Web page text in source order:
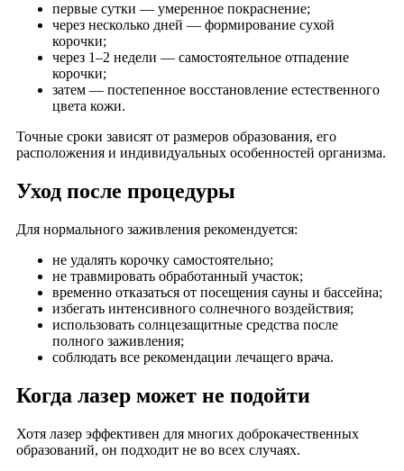
первые сутки — умеренное покраснение;
через несколько дней — формирование сухой
корочки;
через 1–2 недели — самостоятельное отпадение
корочки;
затем — постепенное восстановление естественного
цвета кожи.
Точные сроки зависят от размеров образования, его
расположения и индивидуальных особенностей организма.
Уход после процедуры
Для нормального заживления рекомендуется:
не удалять корочку самостоятельно;
не травмировать обработанный участок;
временно отказаться от посещения сауны и бассейна;
избегать интенсивного солнечного воздействия;
использовать солнцезащитные средства после
полного заживления;
соблюдать все рекомендации лечащего врача.
Когда лазер может не подойти
Хотя лазер эффективен для многих доброкачественных
образований, он подходит не во всех случаях.